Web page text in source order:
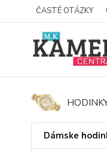
ČASTÉ OTÁZKY
Dámske